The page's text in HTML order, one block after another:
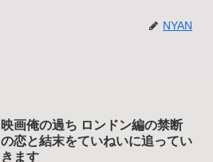
NYAN
映画俺の過ち ロンドン編の禁断
の恋と結末をていねいに追ってい
きます